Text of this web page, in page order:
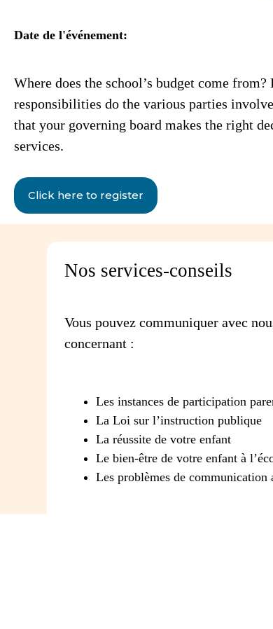
Date de l'événement:
Where does the school’s budget come
responsibilities do the various parties
that your governing board makes the right
services.
Click here to register
Nos services-conseils
Vous pouvez communiquer avec
concernant :
Les instances de participation
La Loi sur l’instruction publique
La réussite de votre enfant
Le bien-être de votre enfant à
Les problèmes de communication